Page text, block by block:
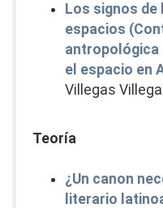
Los signos
espacios
antropológica
el espacio en
Villegas
Teoría
¿Un canon
literario